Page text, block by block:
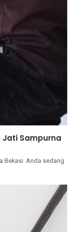
Jati Sampurna
Bekasi. Anda ѕеdаng